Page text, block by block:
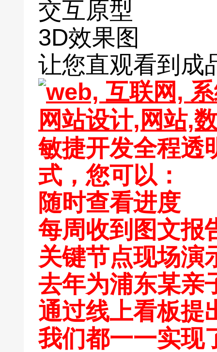
交互原型
3D效果图
让您直观看到成
敏捷开发全程透
式，您可以：
随时查看进度
每周收到图文报
关键节点现场演
去年为浦东某亲
通过线上看板提
我们都一一实现